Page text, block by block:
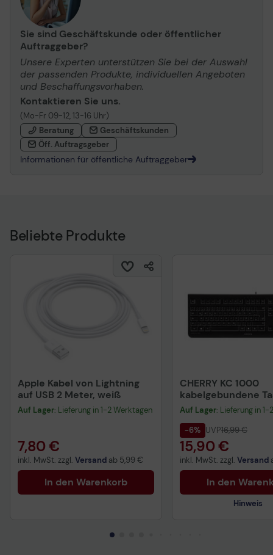
Sie sind Geschäftskunde oder öffentlicher
Auftraggeber?
Unsere Experten unterstützen Sie bei der Auswahl
der passenden Produkte, individuellen Angeboten
und Beschaffungsvorhaben.
Kontaktieren Sie uns.
(Mo-Fr 09-12, 13-16 Uhr)
Beratung
Geschäftskunden
Öff. Auftragsgeber
Informationen für öffentliche Auftraggeber
Beliebte Produkte
Apple Kabel von Lightning
auf USB 2 Meter, weiß
Auf Lager: Lieferung in 1-2 Werktagen
7,80 €
inkl. MwSt. zzgl. Versand ab 5,99 €
In den Warenkorb
CHERRY KC 1000
kabelgebundene
QWERTZ DE -
Auf Lager: Lieferung in
-6% UVP16,99 €
15,90 €
inkl. MwSt. zzgl. Versand
In den
Hinweis